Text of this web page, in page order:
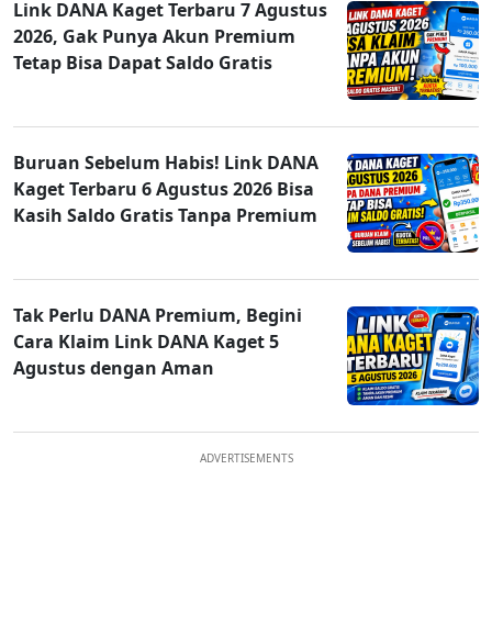
Link DANA Kaget Terbaru 7 Agustus
2026, Gak Punya Akun Premium
Tetap Bisa Dapat Saldo Gratis
Buruan Sebelum Habis! Link DANA
Kaget Terbaru 6 Agustus 2026 Bisa
Kasih Saldo Gratis Tanpa Premium
Tak Perlu DANA Premium, Begini
Cara Klaim Link DANA Kaget 5
Agustus dengan Aman
ADVERTISEMENTS